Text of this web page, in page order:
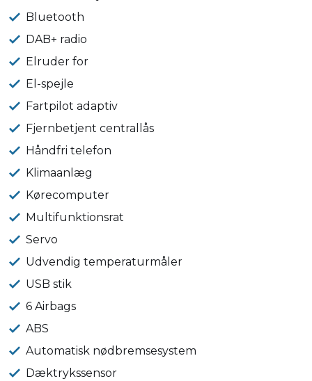
Bluetooth
DAB+ radio
Elruder for
El-spejle
Fartpilot adaptiv
Fjernbetjent centrallås
Håndfri telefon
Klimaanlæg
Kørecomputer
Multifunktionsrat
Servo
Udvendig temperaturmåler
USB stik
6 Airbags
ABS
Automatisk nødbremsesystem
Dæktrykssensor